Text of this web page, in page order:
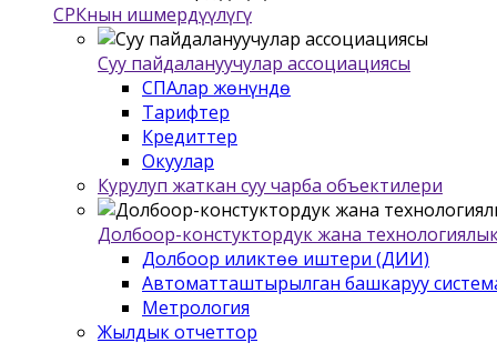
СРКнын ишмердүүлүгү
Суу пайдалануучулар ассоциациясы
СПАлар жѳнүндѳ
Тарифтер
Кредиттер
Окуулар
Курулуп жаткан суу чарба объектилери
Долбоор-констуктордук жана
Долбоор иликтѳѳ иштери (ДИИ)
Автоматташтырылган башкаруу
Метрология
Жылдык отчеттор